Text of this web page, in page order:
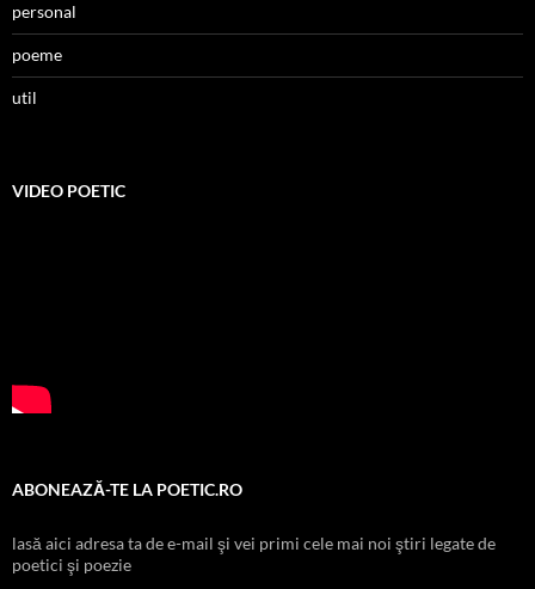
personal
poeme
util
VIDEO POETIC
ABONEAZĂ-TE LA POETIC.RO
lasă aici adresa ta de e-mail şi vei primi cele mai noi ştiri legate de
poetici şi poezie